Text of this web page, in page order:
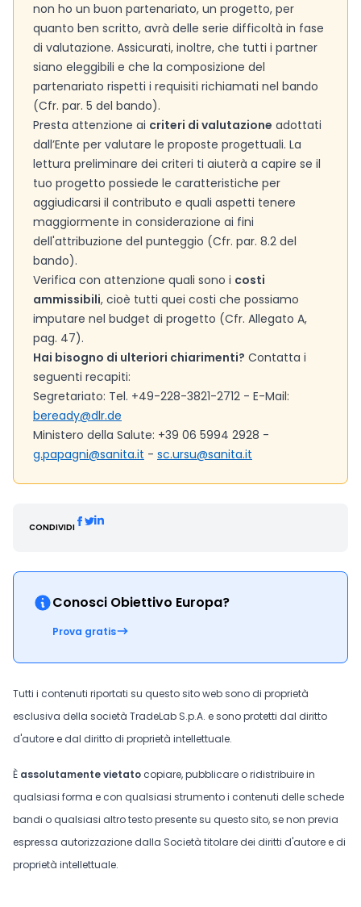
non ho un buon partenariato, un progetto, per
quanto ben scritto, avrà delle serie difficoltà in fase
di valutazione. Assicurati, inoltre, che tutti i partner
siano eleggibili e che la composizione del
partenariato rispetti i requisiti richiamati nel bando
(Cfr. par. 5 del bando).
Presta attenzione ai criteri di valutazione adottati
dall’Ente per valutare le proposte progettuali. La
lettura preliminare dei criteri ti aiuterà a capire se il
tuo progetto possiede le caratteristiche per
aggiudicarsi il contributo e quali aspetti tenere
maggiormente in considerazione ai fini
dell'attribuzione del punteggio (Cfr. par. 8.2 del
bando).
Verifica con attenzione quali sono i costi
ammissibili, cioè tutti quei costi che possiamo
imputare nel budget di progetto (Cfr. Allegato A,
pag. 47).
Hai bisogno di ulteriori chiarimenti? Contatta i
seguenti recapiti:
Segretariato: Tel. +49-228-3821-2712 - E-Mail:
beready@dlr.de
Ministero della Salute: +39 06 5994 2928 -
g.papagni@sanita.it - sc.ursu@sanita.it
CONDIVIDI
Conosci Obiettivo Europa?
Prova gratis
Tutti i contenuti riportati su questo sito web sono di proprietà
esclusiva della società TradeLab S.p.A. e sono protetti dal diritto
d'autore e dal diritto di proprietà intellettuale.
È assolutamente vietato copiare, pubblicare o ridistribuire in
qualsiasi forma e con qualsiasi strumento i contenuti delle schede
bandi o qualsiasi altro testo presente su questo sito, se non previa
espressa autorizzazione dalla Società titolare dei diritti d'autore e di
proprietà intellettuale.